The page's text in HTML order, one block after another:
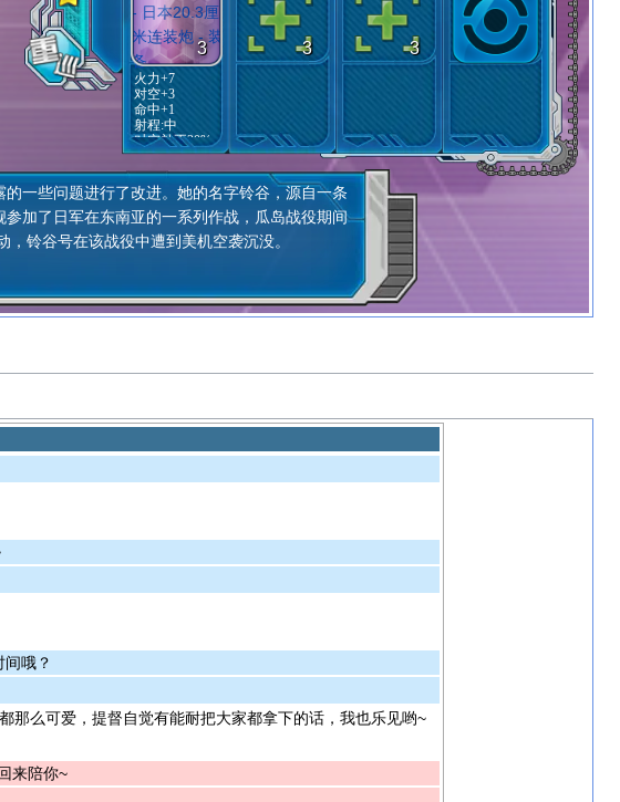
3
火力+7
对空+3
命中+1
射程:中
对空补正20%
对空倍率1.3
3 3
一些问题进行了改进。她的名字铃谷，源自一条
加了日军在东南亚的一系列作战，瓜岛战役期间
铃谷号在该战役中遭到美机空袭沉没。
哦？
么可爱，提督自觉有能耐把大家都拿下的话，我也乐见哟~
来陪你~